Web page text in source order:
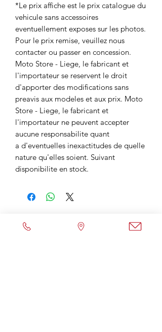
*Le prix affiche est le prix catalogue du
vehicule sans accessoires
eventuellement exposes sur les photos.
Pour le prix remise, veuillez nous
contacter ou passer en concession.
Moto Store - Liege, le fabricant et
l'importateur se reservent le droit
d'apporter des modifications sans
preavis aux modeles et aux prix. Moto
Store - Liege, le fabricant et
l'importateur ne peuvent accepter
aucune responsabilite quant
a d'eventuelles inexactitudes de quelle
nature qu'elles soient. Suivant
disponibilite en stock.